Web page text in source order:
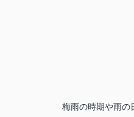
梅雨の時期や雨の